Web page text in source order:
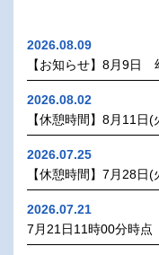
2026.08.09
【お知らせ】8月9日
2026.08.02
【休憩時間】8月11日
2026.07.25
【休憩時間】7月28日
2026.07.21
7月21日11時00分時